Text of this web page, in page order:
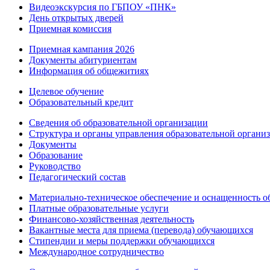
Видеоэкскурсия по ГБПОУ «ПНК»
День открытых дверей
Приемная комиссия
Приемная кампания 2026
Дoкументы абитуриентам
Информация об общежитиях
Целевое обучение
Образовательный кредит
Сведения об образовательной организации
Структура и органы управления образовательной
Документы
Образование
Руководство
Педагогический состав
Материально-техническое обеспечение и оснащенность
Платные образовательные услуги
Финансово-хозяйственная деятельность
Вакантные места для приема (перевода) обучающихся
Стипендии и меры поддержки обучающихся
Международное сотрудничество